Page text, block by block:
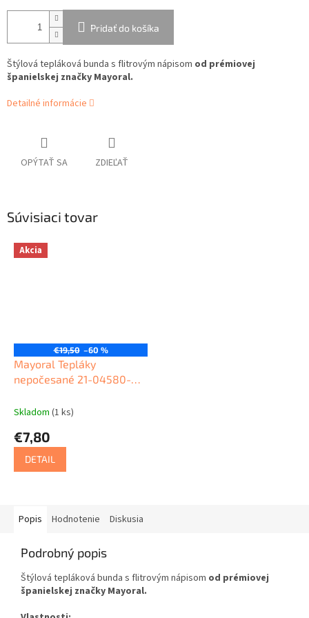
Pridať do košíka
Štýlová tepláková bunda s flitrovým nápisom od prémiovej
španielskej značky Mayoral.
Detailné informácie
OPÝTAŤ SA ZDIEĽAŤ
Súvisiaci tovar
Akcia
€19,50 –60 %
Mayoral Tepláky
nepočesané 21-04580-
Skladom (1 ks)
€7,80
DETAIL
Popis Hodnotenie Diskusia
Podrobný popis
Štýlová tepláková bunda s flitrovým nápisom od prémiovej
španielskej značky Mayoral.